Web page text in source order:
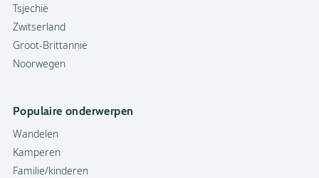
Tsjechië
Zwitserland
Groot-Brittannië
Noorwegen
Populaire onderwerpen
Wandelen
Kamperen
Familie/kinderen